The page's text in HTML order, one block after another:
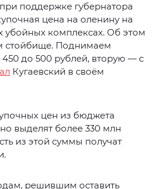
поддержке губернатора
цена на оленину на
убойных комплексах. Об этом
стойбище. Поднимаем
до 500 рублей, вторую — с
Кугаевский в своём
цен из бюджета
выделят более 330 млн
из этой суммы получат
решившим оставить